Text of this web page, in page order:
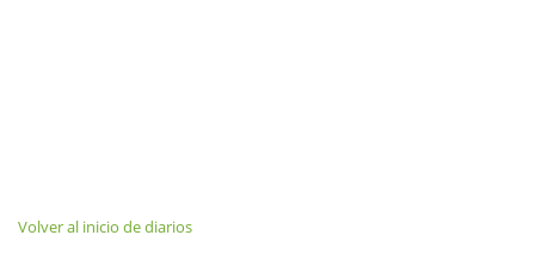
Volver al inicio de diarios